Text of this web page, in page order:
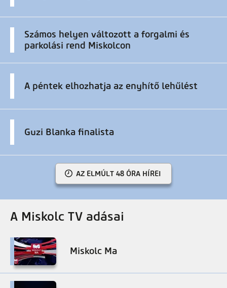
Számos helyen változott a forgalmi és
parkolási rend Miskolcon
A péntek elhozhatja az enyhítő lehűlést
Guzi Blanka finalista
AZ ELMÚLT 48 ÓRA HÍREI
A Miskolc TV adásai
Miskolc Ma